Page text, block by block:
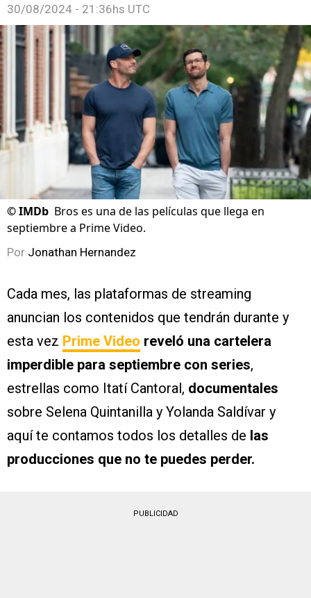
30/08/2024 - 21:36hs UTC
©IMDb Bros es una de las películas que llega en
septiembre a Prime Video.
Por Jonathan Hernandez
Cada mes, las plataformas de streaming
anuncian los contenidos que tendrán durante y
esta vez Prime Video reveló una cartelera
imperdible para septiembre con series,
estrellas como Itatí Cantoral, documentales
sobre Selena Quintanilla y Yolanda Saldívar y
aquí te contamos todos los detalles de las
producciones que no te puedes perder.
PUBLICIDAD